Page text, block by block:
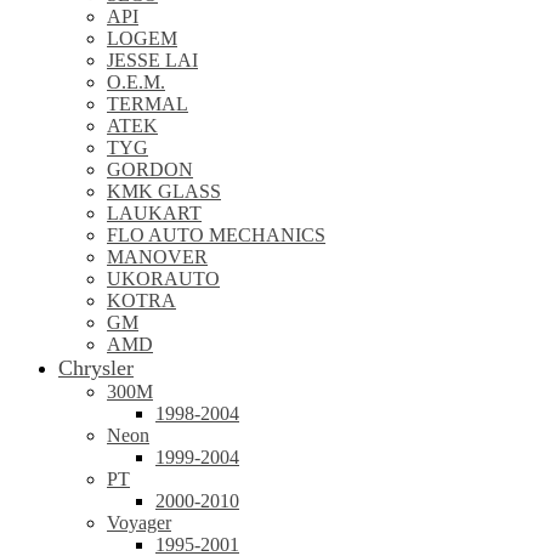
API
LOGEM
JESSE LAI
O.E.M.
TERMAL
ATEK
TYG
GORDON
KMK GLASS
LAUKART
FLO AUTO MECHANICS
MANOVER
UKORAUTO
KOTRA
GM
AMD
Chrysler
300M
1998-2004
Neon
1999-2004
PT
2000-2010
Voyager
1995-2001